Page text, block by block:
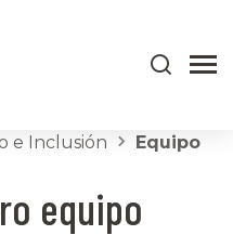
e Inclusión Equipo
equipo